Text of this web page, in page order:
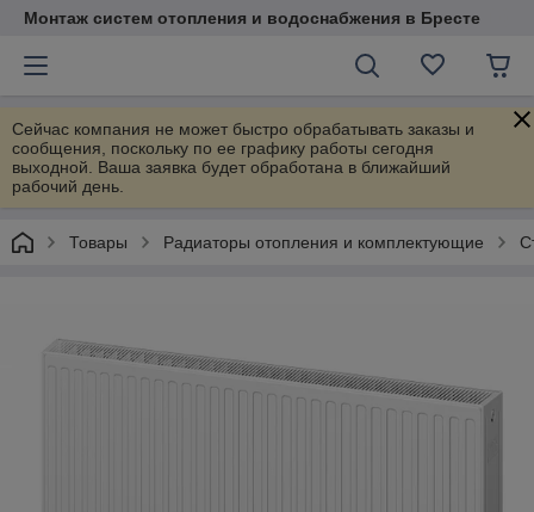
Монтаж систем отопления и водоснабжения в Бресте
Сейчас компания не может быстро обрабатывать заказы и
сообщения, поскольку по ее графику работы сегодня
выходной. Ваша заявка будет обработана в ближайший
рабочий день.
Товары Радиаторы отопления и комплектующие